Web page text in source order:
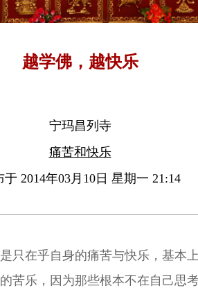
越学佛，越快乐
宁玛昌列寺
痛苦和快乐
于 2014年03月10日 星期一 21:14
只在乎自身的痛苦与快乐，基本
苦乐，因为那些根本不在自己思